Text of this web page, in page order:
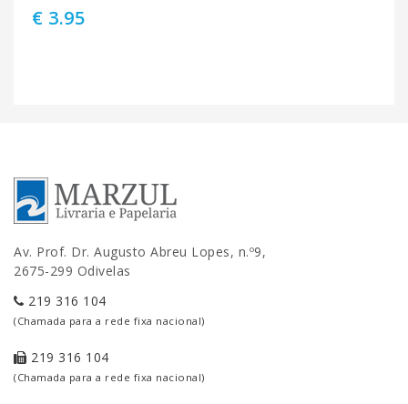
€ 3.95
Av. Prof. Dr. Augusto Abreu Lopes, n.º9,
2675-299 Odivelas
219 316 104
(Chamada para a rede fixa nacional)
219 316 104
(Chamada para a rede fixa nacional)